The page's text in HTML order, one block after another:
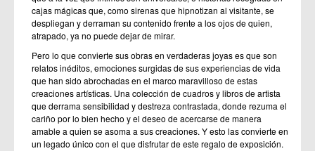
cajas mágicas que, como sirenas que hipnotizan al visitante, se
despliegan y derraman su contenido frente a los ojos de quien,
atrapado, ya no puede dejar de mirar.
Pero lo que convierte sus obras en verdaderas joyas es que son
relatos inéditos, emociones surgidas de sus experiencias de vida
que han sido abrochadas en el marco maravilloso de estas
creaciones artísticas. Una colección de cuadros y libros de artista
que derrama sensibilidad y destreza contrastada, donde rezuma el
cariño por lo bien hecho y el deseo de acercarse de manera
amable a quien se asoma a sus creaciones. Y esto las convierte en
un legado único con el que disfrutar de este regalo de exposición.